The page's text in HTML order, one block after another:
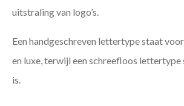
uitstraling van logo’s.
Een handgeschreven lettertype staat
en luxe, terwijl een schreefloos lettertype
is.